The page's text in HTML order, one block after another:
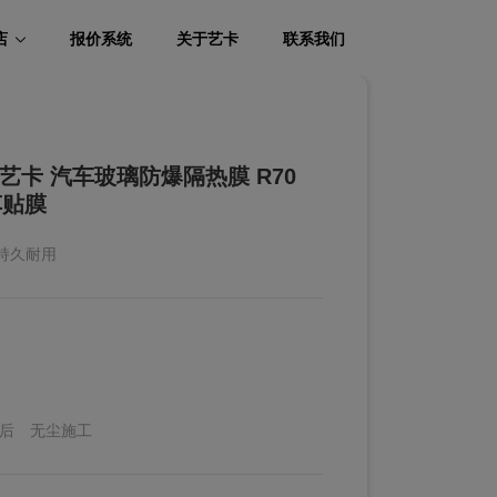
报价系统 关于艺卡 联系我们
卡 汽车玻璃防爆隔热膜 R70
膜
久耐用
无尘施工